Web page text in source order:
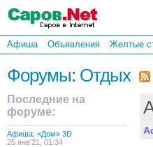
Афиша Объявления Желтые
Форумы: Отдых
Последние на
форуме:
Афиша: «Дом» 3D
25 янв’21, 01:34